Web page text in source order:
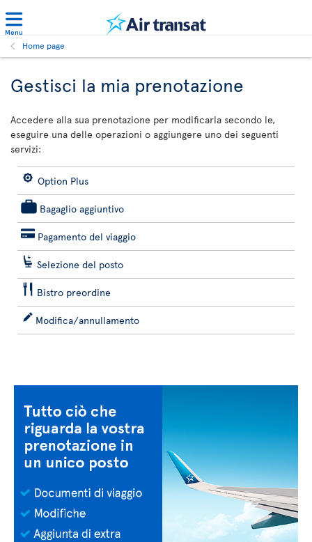
Menu
Home page
Gestisci la mia prenotazione
Accedere alla sua prenotazione per modificarla secondo le,
eseguire una delle operazioni o aggiungere uno dei seguenti
servizi:
Option Plus
Bagaglio aggiuntivo
Pagamento del viaggio
Selezione del posto
Bistro preordine
Modifica/annullamento